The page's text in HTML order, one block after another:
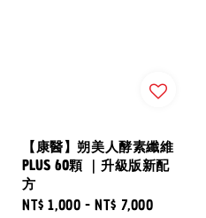
【康醫】朔美人酵素纖維
PLUS 60顆 ｜升級版新配
方
Regular
NT$ 1,000 -NT$ 7,000